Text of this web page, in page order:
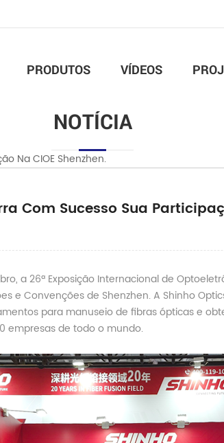
PRODUTOS VÍDEOS
NOTÍCIA
Na CIOE Shenzhen.
Com Sucesso Sua
a 26ª Exposição Internacional de
e Convenções de Shenzhen. A Shinho
para manuseio de fibras ópticas e
empresas de todo o mundo.